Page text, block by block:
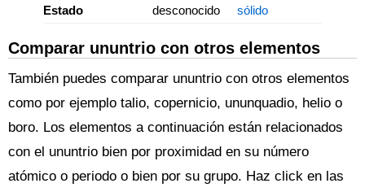
Estado desconocido sólido
Comparar ununtrio con otros elementos
También puedes comparar ununtrio con otros elementos
como por ejemplo talio, copernicio, ununquadio, helio o
boro. Los elementos a continuación están relacionados
con el ununtrio bien por proximidad en su número
atómico o periodo o bien por su grupo. Haz click en las